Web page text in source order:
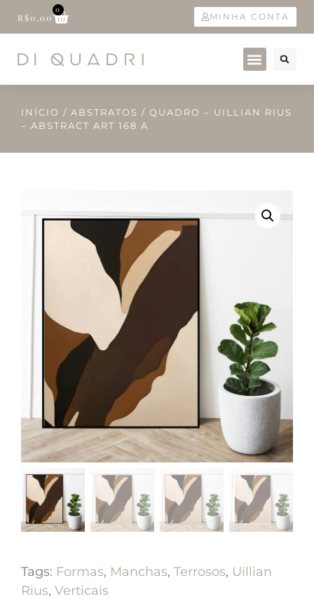
R$0,00
0
MINHA CONTA
INÍCIO / ABSTRATOS / QUADRO – UILLIAN RIUS
– ABSTRACT ART 168 A
Tags: Formas, Manchas, Terrosos, Uillian
Rius, Verticais